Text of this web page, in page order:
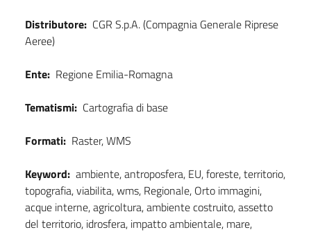
Distributore: CGR S.p.A. (Compagnia Generale Riprese
Aeree)
Ente: Regione Emilia-Romagna
Tematismi: Cartografia di base
Formati: Raster, WMS
Keyword: ambiente, antroposfera, EU, foreste, territorio,
topografia, viabilita, wms, Regionale, Orto immagini,
acque interne, agricoltura, ambiente costruito, assetto
del territorio, idrosfera, impatto ambientale, mare,